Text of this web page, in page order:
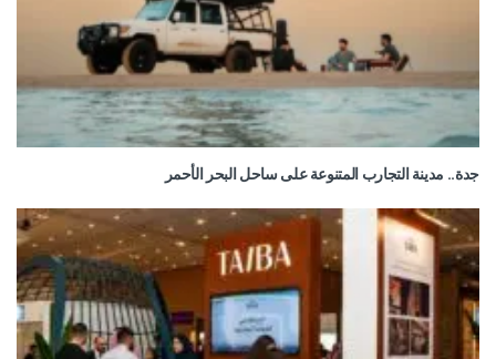
جدة.. مدينة التجارب المتنوعة على ساحل البحر الأحمر